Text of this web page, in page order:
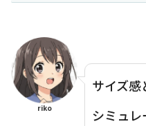
riko
サイズ
シミュ